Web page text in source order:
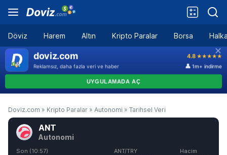
Döviz Harem Altın Kripto Paralar Borsa
Doviz.com » Kripto Paralar » Autonomi » Tarihsel Veri
ANT
Autonomi
Son (10:57) ANT/TRY Hacim